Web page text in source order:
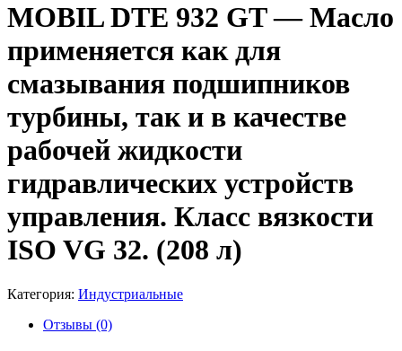
MOBIL DTE 932 GT — Масло
применяется как для
смазывания подшипников
турбины, так и в качестве
рабочей жидкости
гидравлических устройств
управления. Класс вязкости
ISO VG 32. (208 л)
Категория: Индустриальные
Отзывы (0)